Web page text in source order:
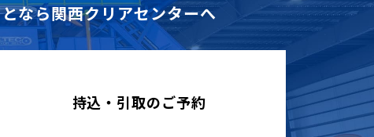
なら関西クリアセンターへ
持込・引取のご予約